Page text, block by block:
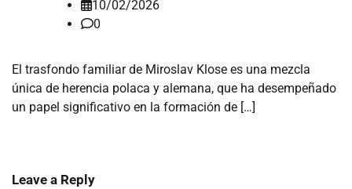
10/02/2026
0
El trasfondo familiar de Miroslav Klose es una mezcla
única de herencia polaca y alemana, que ha desempeñado
un papel significativo en la formación de […]
Leave a Reply